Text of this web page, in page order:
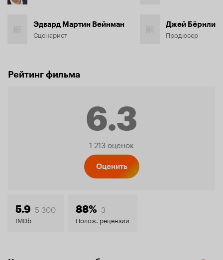
Эдвард Мартин Вейнман
Сценарист
Джей Бёрнли
Продюсер
Рейтинг фильма
6.3
Рейтинг
6.3
1 213 оценок
Оценить
5.9 5 300
IMDb
88% 3
Полож. рецензии